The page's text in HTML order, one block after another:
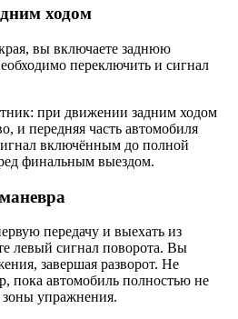
ходом
вы включаете заднюю
переключить и сигнал
при движении задним ходом
и передняя часть автомобиля
включённым до полной
финальным выездом.
передачу и выехать из
левый сигнал поворота. Вы
завершая разворот. Не
пока автомобиль полностью не
зоны упражнения.